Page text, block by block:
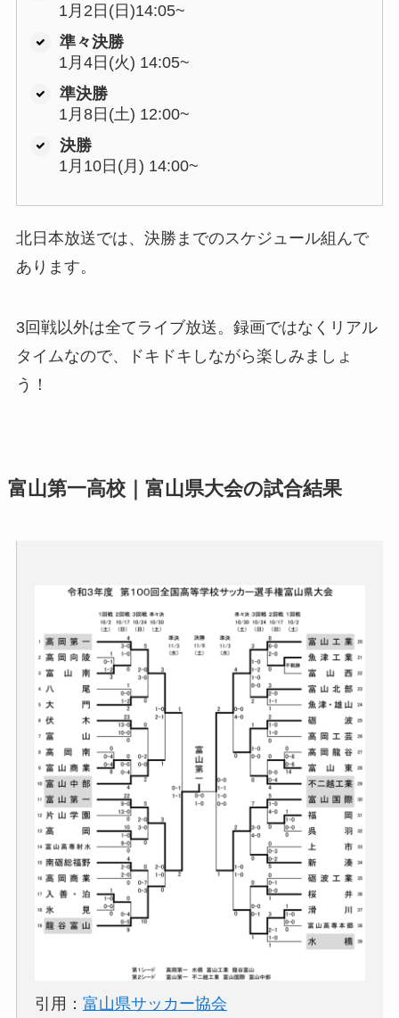
1月2日(日)14:05~
準々決勝
1月4日(火) 14:05~
準決勝
1月8日(土) 12:00~
決勝
1月10日(月) 14:00~
北日本放送では、決勝までのスケジュール組んで
あります。
3回戦以外は全てライブ放送。録画ではなくリアル
タイムなので、ドキドキしながら楽しみましょ
う！
富山第一高校｜富山県大会の試合結果
引用： 富山県サッカー協会